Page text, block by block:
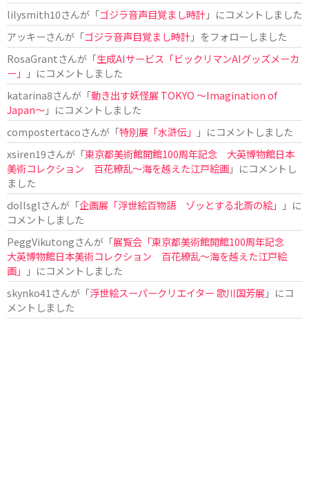
lilysmith10さんが「ゴジラ音声目覚まし時計」にコメントしました
アッキーさんが「ゴジラ音声目覚まし時計」をフォローしました
RosaGrantさんが「生成AIサービス「ビックリマンAIグッズメーカ
ー」
」にコメントしました
katarina8さんが「動き出す妖怪展 TOKYO 〜Imagination of
Japan〜」にコメントしました
compostertacoさんが「特別展「水滸伝」
」にコメントしました
xsiren19さんが「東京都美術館開館100周年記念 大英博物館日本
美術コレクション 百花繚乱～海を越えた江戸絵画」にコメントし
ました
dollsglさんが「企画展「浮世絵百物語 ゾッとする北斎の絵」
」に
コメントしました
PeggVikutongさんが「展覧会「東京都美術館開館100周年記念
大英博物館日本美術コレクション 百花繚乱〜海を越えた江戸絵
画」
」にコメントしました
skynko41 さんが「浮世絵スーパークリエイター 歌川国芳展 」にコ
メントしました